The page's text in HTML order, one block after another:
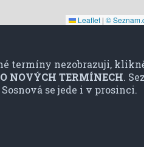
Leaflet | ©
termíny nezobrazuji,
NOVÝCH TERMÍNECH.
se jede i v prosinci.